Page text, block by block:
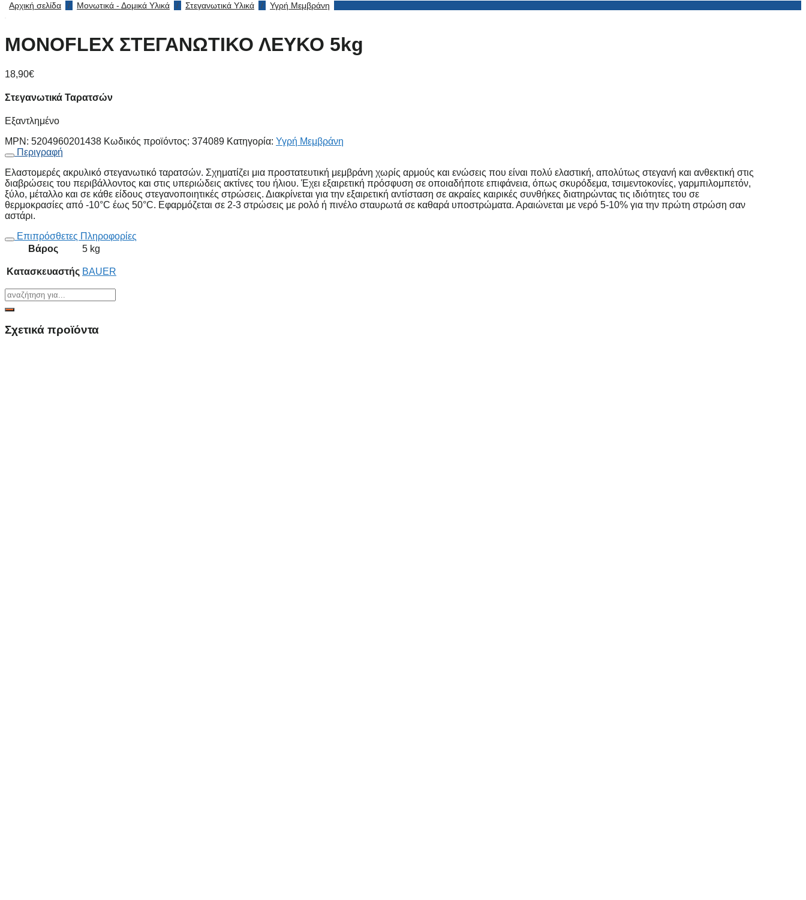
Αρχική σελίδα / Μονωτικά - Δομικά Υλικά / Στεγανωτικά Υλικά / Υγρή Μεμβράνη
MONOFLEX ΣΤΕΓΑΝΩΤΙΚΟ ΛΕΥΚΟ 5kg
18,90€
Στεγανωτικά Ταρατσών
Εξαντλημένο
MPN: 5204960201438 Κωδικός προϊόντος: 374089 Κατηγορία: Υγρή Μεμβράνη
Περιγραφή
Eλαστομερές ακρυλικό στεγανωτικό ταρατσών. Σχηματίζει μια προστατευτική μεμβράνη χωρίς αρμούς και ενώσεις που είναι πολύ ελαστική, απολύτως στεγανή και ανθεκτική στις
διαβρώσεις του περιβάλλοντος και στις υπεριώδεις ακτίνες του ήλιου. Έχει εξαιρετική πρόσφυση σε οποιαδήποτε επιφάνεια, όπως σκυρόδεμα, τσιμεντοκονίες, γαρμπιλομπετόν,
ξύλο, μέταλλο και σε κάθε είδους στεγανοποιητικές στρώσεις. Διακρίνεται για την εξαιρετική αντίσταση σε ακραίες καιρικές συνθήκες διατηρώντας τις ιδιότητες του σε
θερμοκρασίες από -10°C έως 50°C. Εφαρμόζεται σε 2-3 στρώσεις με ρολό ή πινέλο σταυρωτά σε καθαρά υποστρώματα. Αραιώνεται με νερό 5-10% για την πρώτη στρώση σαν
αστάρι.
Επιπρόσθετες Πληροφορίες
Βάρος
5 kg
Κατασκευαστής BAUER
Σχετικά προϊόντα